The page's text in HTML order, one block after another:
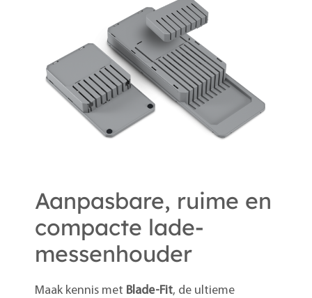
Aanpasbare, ruime en
compacte lade-
messenhouder
Maak kennis met Blade-Fit, de ultieme